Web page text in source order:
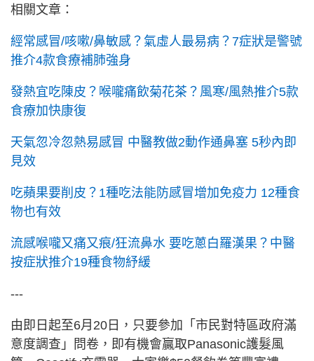
相關文章：
經常感冒/咳嗽/鼻敏感？氣虛人最易病？7症狀是警號
推介4款食療補肺強身
發熱宜吃陳皮？喉嚨痛飲菊花茶？風寒/風熱推介5款
食療加快康復
天氣忽冷忽熱易感冒 中醫教做2動作通鼻塞 5秒內即
見效
吃蘋果要削皮？1種吃法能防感冒增加免疫力 12種食
物也有效
流感喉嚨又痛又痕/狂流鼻水 要吃蔥白羅漢果？中醫
按症狀推介19種食物紓緩
---
由即日起至6月20日，只要參加「市民對特區政府滿
意度調查」問卷，即有機會贏取Panasonic護髮風